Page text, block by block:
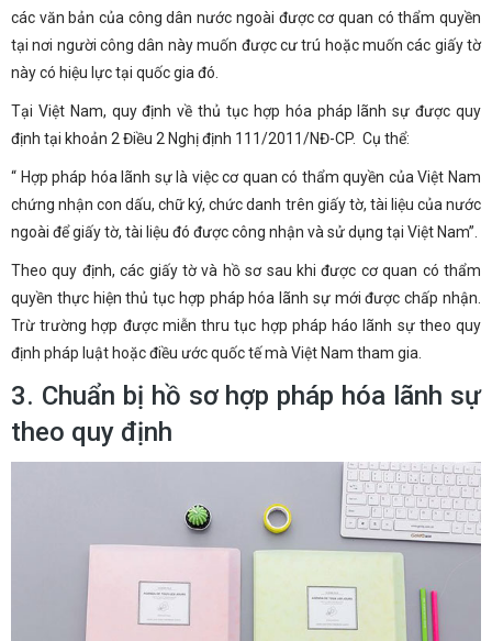
các văn bản của công dân nước ngoài được cơ quan có thẩm quyền
tại nơi người công dân này muốn được cư trú hoặc muốn các giấy tờ
này có hiệu lực tại quốc gia đó.
Tại Việt Nam, quy định về thủ tục hợp hóa pháp lãnh sự được quy
định tại khoản 2 Điều 2 Nghị định 111/2011/NĐ-CP. Cụ thể:
“ Hợp pháp hóa lãnh sự là việc cơ quan có thẩm quyền của Việt Nam
chứng nhận con dấu, chữ ký, chức danh trên giấy tờ, tài liệu của nước
ngoài để giấy tờ, tài liệu đó được công nhận và sử dụng tại Việt Nam”.
Theo quy định, các giấy tờ và hồ sơ sau khi được cơ quan có thẩm
quyền thực hiện thủ tục hợp pháp hóa lãnh sự mới được chấp nhận.
Trừ trường hợp được miễn thru tục hợp pháp háo lãnh sự theo quy
định pháp luật hoặc điều ước quốc tế mà Việt Nam tham gia.
3. Chuẩn bị hồ sơ hợp pháp hóa lãnh sự
theo quy định